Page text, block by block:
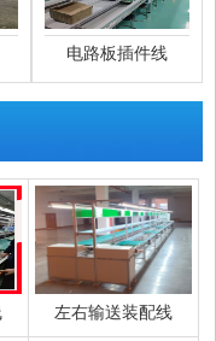
电路板插件线
左右输送装配线